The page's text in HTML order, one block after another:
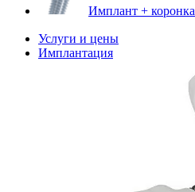
Имплант + коронка
Услуги и цены
Имплантация